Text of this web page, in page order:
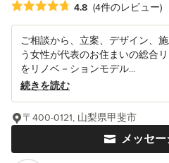
平均評価：5つ星中 星4.8
4.8 (4件のレビュー)
ご相談から、立案、デザイン、
う女性が代表のお住まいの総合
をリノベ－ションモデル...
続きを読む
メッセ
〒400-0121, 山梨県甲斐市